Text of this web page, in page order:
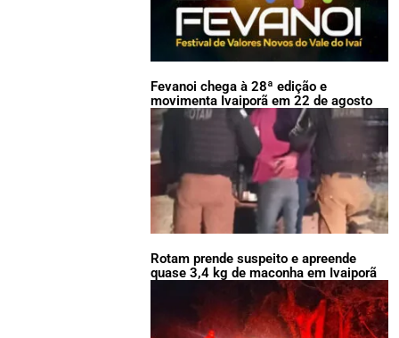
Fevanoi chega à 28ª edição e
movimenta Ivaiporã em 22 de agosto
Rotam prende suspeito e apreende
quase 3,4 kg de maconha em Ivaiporã